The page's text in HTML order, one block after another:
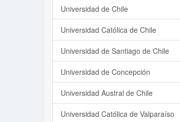
Universidad de Chile
Universidad Católica de Chile
Universidad de Santiago de Chile
Universidad de Concepción
Universidad Austral de Chile
Universidad Católica de Valparaíso